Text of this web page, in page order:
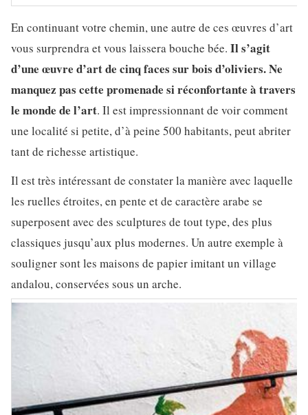
En continuant votre chemin, une autre de ces œuvres d’art
vous surprendra et vous laissera bouche bée. Il s’agit
d’une œuvre d’art de cinq faces sur bois d’oliviers. Ne
manquez pas cette promenade si réconfortante à travers
le monde de l’art. Il est impressionnant de voir comment
une localité si petite, d’à peine 500 habitants, peut abriter
tant de richesse artistique.
Il est très intéressant de constater la manière avec laquelle
les ruelles étroites, en pente et de caractère arabe se
superposent avec des sculptures de tout type, des plus
classiques jusqu’aux plus modernes. Un autre exemple à
souligner sont les maisons de papier imitant un village
andalou, conservées sous un arche.